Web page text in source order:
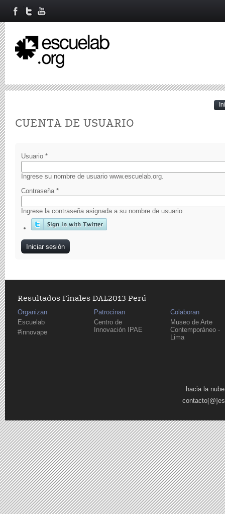
CUENTA DE USUARIO
Usuario *
Ingrese su nombre de usuario www.escuelab.org.
Contraseña *
Ingrese la contraseña asignada a su nombre de usuario.
Resultados Finales DAL2013 Perú
Organizan
Escuelab
#innovape
Patrocinan
Centro de
Innovación IPAE
Colaboran
Museo de Arte
Contemporáneo -
Lima
hacia la